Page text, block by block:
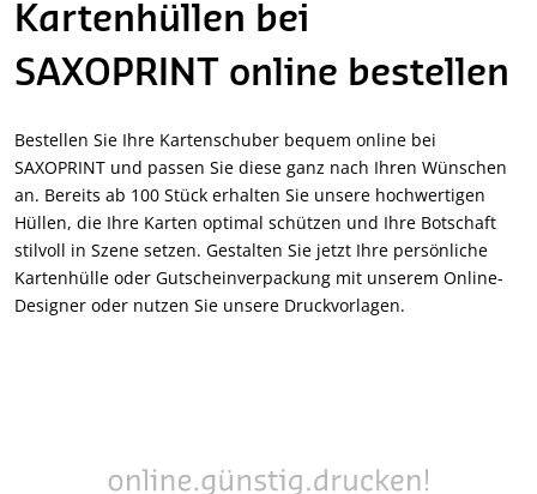
Kartenhüllen bei
SAXOPRINT online bestellen
Bestellen Sie Ihre Kartenschuber bequem online bei
SAXOPRINT und passen Sie diese ganz nach Ihren Wünschen
an. Bereits ab 100 Stück erhalten Sie unsere hochwertigen
Hüllen, die Ihre Karten optimal schützen und Ihre Botschaft
stilvoll in Szene setzen. Gestalten Sie jetzt Ihre persönliche
Kartenhülle oder Gutscheinverpackung mit unserem Online-
Designer oder nutzen Sie unsere Druckvorlagen.